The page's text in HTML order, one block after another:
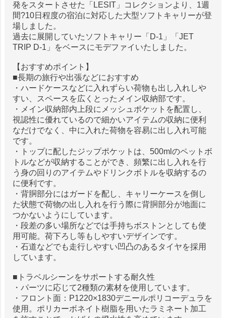
発をスタートさせた「LESIT」コレクションより、1週
間?10日程度の宿泊に対応した大型ソフトキャリーが登
場しました。
過去に展開していたソフトキャリー「D-1」「JET
TRIP D-1」をベースにモデファイいたしました。
【おすすめポイント】
■長期の旅行や出張などにおすすめ
・ハードケースなどに入れずらい荷物も出し入れしや
すい、スペースを広くとったメイン収納部です。
・メイン収納部内上段にメッシュポケットを配置し、
視認性に優れているので細かいアイテムの収納に便利
なだけでなく、中に入れた荷物を容易に出し入れ可能
です。
・トップに配したジップポケットは、500mlのペットボ
トルなどが収納することができ、頻繁に出し入れを行
う身の回りのアイテムやドリンクボトルを収納するの
に便利です。
・背胴部分にはガードを配し、キャリーケースを倒し
た状態で荷物の出し入れを行う際に背胴部分が地面に
つかないようにしています。
・段差の多い場所などでは手持ちボストンとしても使
用可能。荷下ろし等もしやすいデザインです。
・石道などでも走行しやすい凹凸のあるタイヤを採用
しています。
■トラベルシーンをサポートする耐久性
・パーツに応じて2種類の素材を使用しています。
・フロント面：P1220×1830デニールポリコーデュラを
使用。ポリカーボネイト樹脂を用いたラミネート加工